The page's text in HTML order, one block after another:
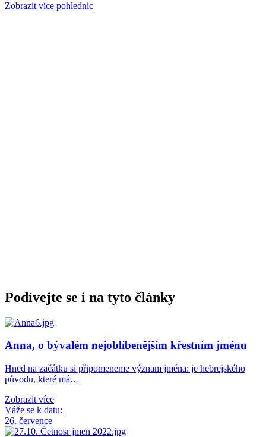
Zobrazit více pohlednic
Podívejte se i na tyto články
Anna, o bývalém nejoblíbenějším křestním jménu
Hned na začátku si připomeneme význam jména: je hebrejského
původu, které má…
Zobrazit více
Váže se k datu:
26. července